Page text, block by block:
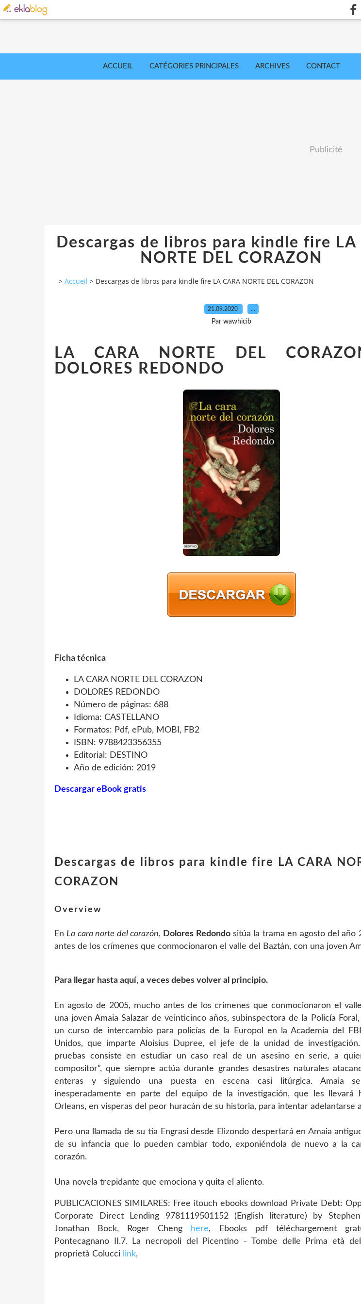
ACCUEIL CATÉGORIES PRINCIPALES ARCHIVES CONTACT
Publicité
Descargas de libros para kindle fire LA
NORTE DEL CORAZON
> Accueil > Descargas de libros para kindle fire LA CARA NORTE DEL CORAZON
21.09.2020 …
Par wawhicib
LA CARA NORTE DEL
DOLORES REDONDO
Ficha técnica
LA CARA NORTE DEL CORAZON
DOLORES REDONDO
Número de páginas: 688
Idioma: CASTELLANO
Formatos: Pdf, ePub, MOBI, FB2
ISBN: 9788423356355
Editorial: DESTINO
Año de edición: 2019
Descargar eBook gratis
Descargas de libros para kindle fire LA CARA
CORAZON
Overview
En La cara norte del corazón, Dolores Redondositúa la trama en agosto del año
antes de los crímenes que conmocionaron el valle del Baztán, con una joven
Para llegar hasta aquí, a veces debes volver al principio.
En agosto de 2005, mucho antes de los crímenes que conmocionaron el
una joven Amaia Salazar de veinticinco años, subinspectora de la Policía
un curso de intercambio para policías de la Europol en la Academia del
Unidos, que imparte Aloisius Dupree, el jefe de la unidad de
pruebas consiste en estudiar un caso real de un asesino en serie, a
compositor”, que siempre actúa durante grandes desastres naturales
enteras y siguiendo una puesta en escena casi litúrgica. Amaia
inesperadamente en parte del equipo de la investigación, que les llevará
Orleans, en vísperas del peor huracán de su historia, para intentar adelantarse
Pero una llamada de su tía Engrasi desde Elizondo despertará en Amaia
de su infancia que lo pueden cambiar todo, exponiéndola de nuevo a la
corazón.
Una novela trepidante que emociona y quita el aliento.
PUBLICACIONES SIMILARES: Free itouch ebooks download Private Debt:
Corporate Direct Lending 9781119501152 (English literature) by
Jonathan Bock, Roger Cheng
here, Ebooks pdf téléchargement
Pontecagnano II.7. La necropoli del Picentino - Tombe delle Prima età
proprietà Colucci link,